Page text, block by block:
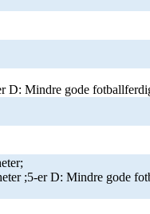
D: Mindre gode
;5-er D: Mindre gode